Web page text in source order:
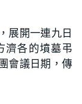
展開一連九日
濟各的墳墓弔
會議日期，傳